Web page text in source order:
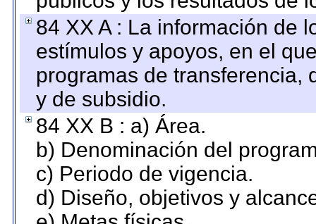
84 XX A : La información de
estímulos y apoyos, en el
programas de transferencia,
y de subsidio.
84 XX B : a) Área.
b) Denominación del
c) Periodo de vigencia.
d) Diseño, objetivos y